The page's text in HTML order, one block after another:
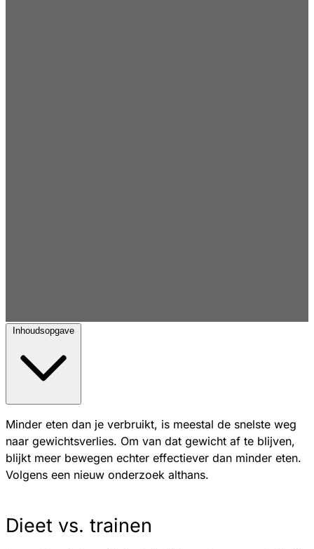
Inhoudsopgave
Minder eten dan je verbruikt, is meestal de snelste weg
naar gewichtsverlies. Om van dat gewicht af te blijven,
blijkt meer bewegen echter effectiever dan minder eten.
Volgens een nieuw onderzoek althans.
Dieet vs. trainen